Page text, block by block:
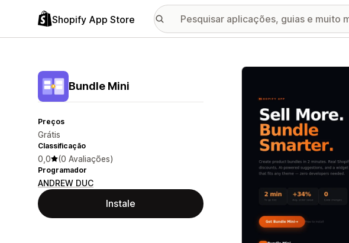
Shopify App Store
Bundle Mini
Preços
Grátis
Classificação
0,0 (0 Avaliações)
Programador
ANDREW DUC
Instale
Galeria de imagens em